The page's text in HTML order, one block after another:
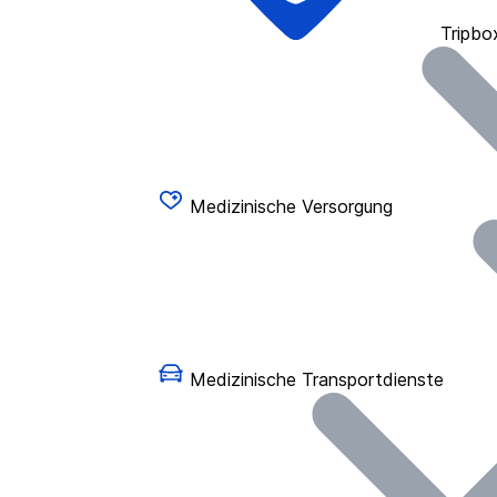
Medizinische Versorgung
Medizinische Transportdienste